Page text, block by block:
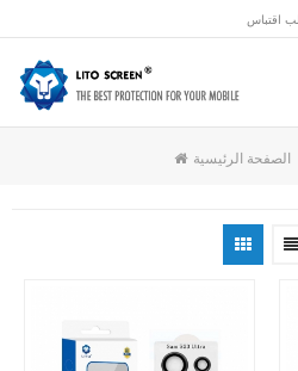
اقتباس
الصفحة الرئيسية